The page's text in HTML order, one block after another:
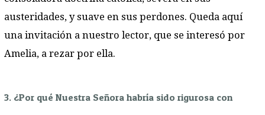
austeridades, y suave en sus perdones. Queda aquí
una invitación a nuestro lector, que se interesó por
Amelia, a rezar por ella.
3. ¿Por qué Nuestra Señora habría sido rigurosa con